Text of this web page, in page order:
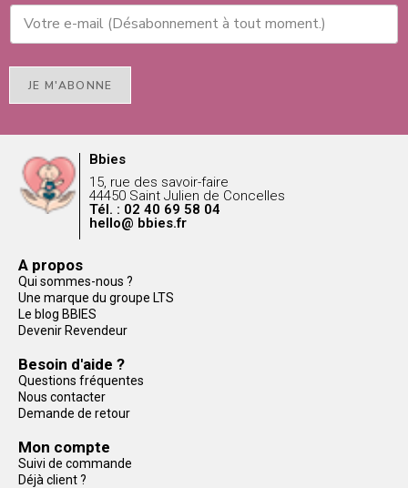
JE M'ABONNE
Bbies
15, rue des savoir-faire
44450 Saint Julien de Concelles
Tél. : 02 40 69 58 04
hello@ bbies.fr
A propos
Qui sommes-nous ?
Une marque du groupe LTS
Le blog BBIES
Devenir Revendeur
Besoin d'aide ?
Questions fréquentes
Nous contacter
Demande de retour
Mon compte
Suivi de commande
Déjà client ?